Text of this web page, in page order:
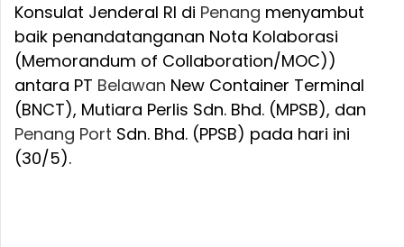
Konsulat Jenderal RI di Penang menyambut
baik penandatanganan Nota Kolaborasi
(Memorandum of Collaboration/MOC))
antara PT Belawan New Container Terminal
(BNCT), Mutiara Perlis Sdn. Bhd. (MPSB), dan
Penang Port Sdn. Bhd. (PPSB) pada hari ini
(30/5).